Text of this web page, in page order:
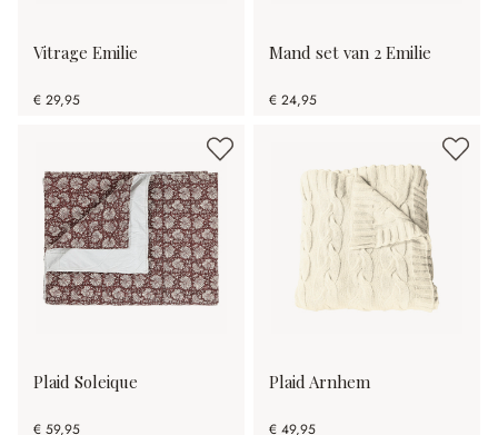
Vitrage Emilie
€ 29,95
Mand set van 2 Emilie
€ 24,95
Plaid Soleique
€ 59,95
Plaid Arnhem
€ 49,95